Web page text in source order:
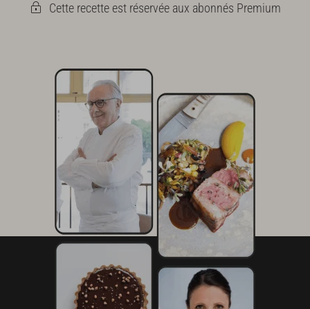
Cette recette est réservée aux abonnés Premium